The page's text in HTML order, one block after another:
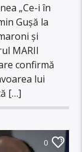
„Ce-i în
Gușă la
și
MARII
confirmă
lui
[…]
0